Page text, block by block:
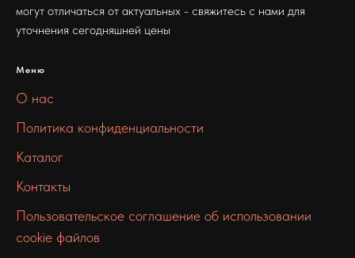
могут отличаться от актуальных - свяжитесь с нами для
уточнения сегодняшней цены
Меню
О нас
Политика конфиденциальности
Каталог
Контакты
Пользовательское соглашение об использовании
cookie файлов